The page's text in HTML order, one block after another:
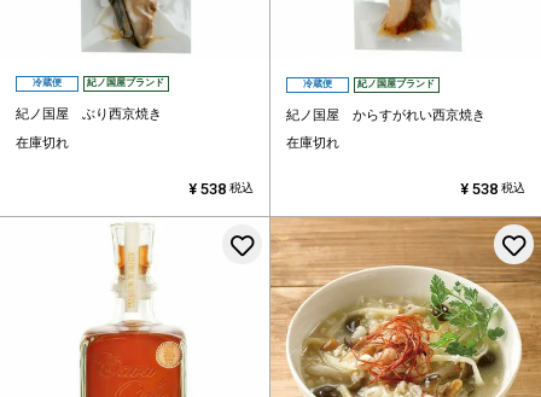
冷蔵便 紀ノ国屋ブランド
紀ノ国屋 ぶり西京焼き
在庫切れ
¥ 538 税込
冷蔵便 紀ノ国屋ブランド
紀ノ国屋 からすがれい西京焼き
在庫切れ
¥ 538 税込
お気に入りに登録する